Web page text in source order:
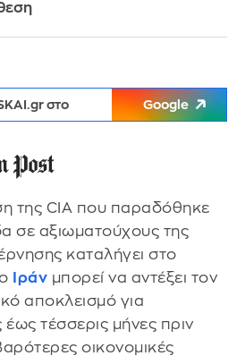
στο Google
της CIA που παραδόθηκε
σε αξιωματούχους της
καταλήγει στο
Ιράν μπορεί να αντέξει τον
αποκλεισμό για
έως τέσσερις μήνες πριν
οικονομικές